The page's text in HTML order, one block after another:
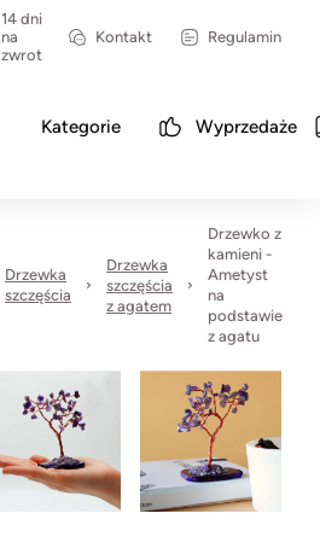
14 dni
na
zwrot
Kontakt Regulamin
Kategorie Wyprzedaże
Drzewka
szczęścia
Drzewka
szczęścia
z agatem
Drzewko z
kamieni -
Ametyst
na
podstawie
z agatu